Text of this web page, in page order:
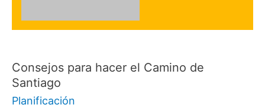
Consejos para hacer el Camino de
Santiago
Planificación